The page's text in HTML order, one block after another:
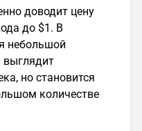
доводит цену
до $1. В
небольшой
выглядит
но становится
количестве